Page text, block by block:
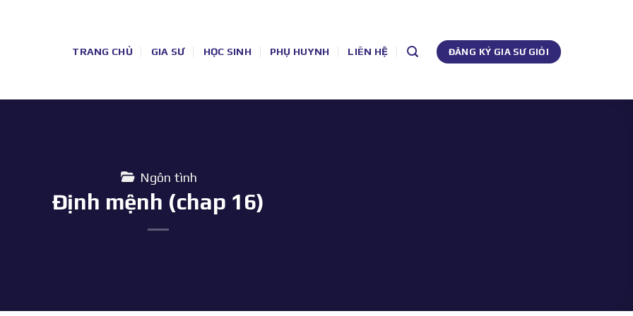
TRANG CHỦ GIA SƯ HỌC SINH PHỤ HUYNH LIÊN HỆ ĐĂNG KÝ GIA SƯ GIỎI
Ngôn tình
Định mệnh (chap 16)